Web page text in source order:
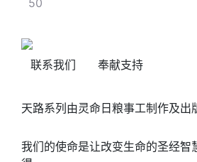
50
联系我们 奉献支持
天路系列由灵命日粮事工制作及出
我们的使命是让改变生命的圣经智